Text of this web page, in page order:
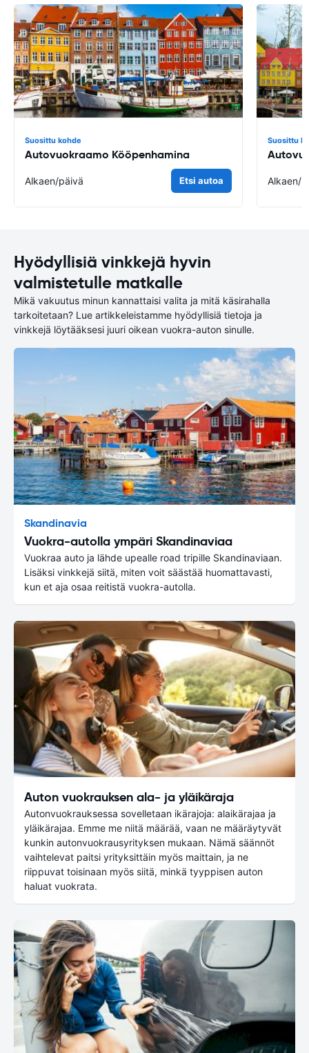
Suosittu kohde
Autovuokraamo Kööpenhamina
Alkaen/päivä Etsi autoa
Suosittu
Alkaen/
Hyödyllisiä vinkkejä hyvin
valmistetulle matkalle
Mikä vakuutus minun kannattaisi valita ja mitä käsirahalla
tarkoitetaan? Lue artikkeleistamme hyödyllisiä tietoja ja
vinkkejä löytääksesi juuri oikean vuokra-auton sinulle.
Skandinavia
Vuokra-autolla ympäri Skandinaviaa
Vuokraa auto ja lähde upealle road tripille Skandinaviaan.
Lisäksi vinkkejä siitä, miten voit säästää huomattavasti,
kun et aja osaa reitistä vuokra-autolla.
Auton vuokrauksen ala- ja yläikäraja
Autonvuokrauksessa sovelletaan ikärajoja: alaikärajaa ja
yläikärajaa. Emme me niitä määrää, vaan ne määräytyvät
kunkin autonvuokrausyrityksen mukaan. Nämä säännöt
vaihtelevat paitsi yrityksittäin myös maittain, ja ne
riippuvat toisinaan myös siitä, minkä tyyppisen auton
haluat vuokrata.